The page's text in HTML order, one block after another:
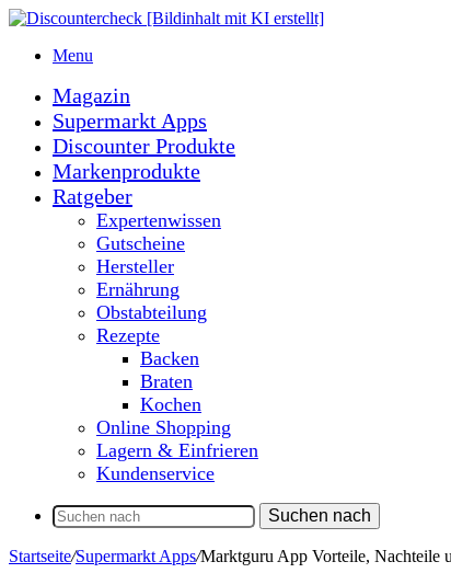
Menu
Magazin
Supermarkt Apps
Discounter Produkte
Markenprodukte
Ratgeber
Expertenwissen
Gutscheine
Hersteller
Ernährung
Obstabteilung
Rezepte
Backen
Braten
Kochen
Online Shopping
Lagern & Einfrieren
Kundenservice
Suchen nach
Startseite/Supermarkt Apps/Marktguru App Vorteile, Nachteile